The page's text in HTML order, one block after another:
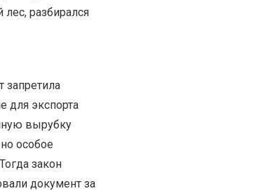
разбирался
запретила
для экспорта
вырубку
особое
закон
документ за